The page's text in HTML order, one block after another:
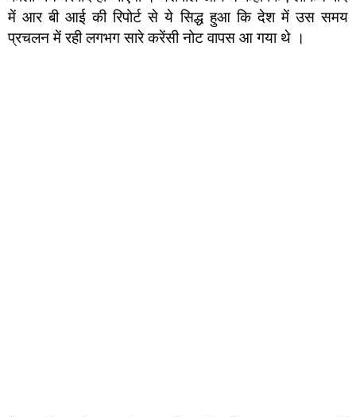
में आर बी आई की रिपोर्ट से ये सिद्ध हुआ कि देश में उस समय
प्रचलन में रही लगभग सारे करेंसी नोट वापस आ गया थे ।